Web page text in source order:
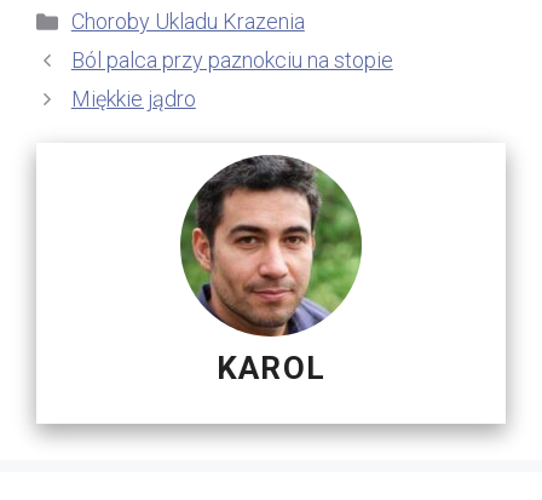
Kategorie
Choroby Ukladu Krazenia
Ból palca przy paznokciu na stopie
Miękkie jądro
KAROL